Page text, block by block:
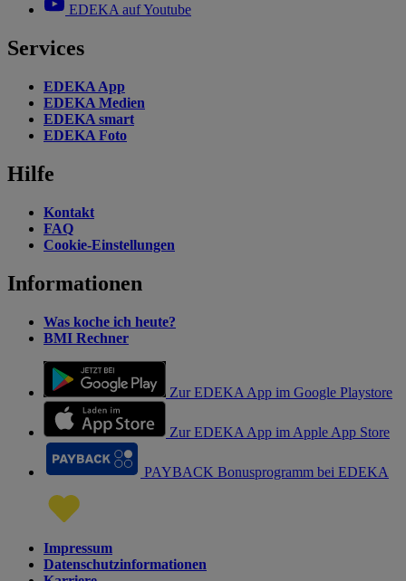
EDEKA auf Youtube
Services
EDEKA App
EDEKA Medien
EDEKA smart
EDEKA Foto
Hilfe
Kontakt
FAQ
Cookie-Einstellungen
Informationen
Was koche ich heute?
BMI Rechner
Zur EDEKA App im Google Playstore
Zur EDEKA App im Apple App Store
PAYBACK Bonusprogramm bei EDEKA
Impressum
Datenschutzinformationen